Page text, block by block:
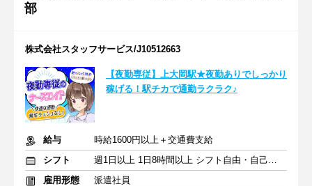
部
株式会社スタッフサービス/J10512663
【夜勤専従】上大岡駅★夜勤ありでしっかり
稼げる！駅チカで通勤ラクラク♪
給与
時給1600円以上＋交通費支給
シフト
週1日以上 1日8時間以上 シフト自由・自己申告
雇用形態
派遣社員